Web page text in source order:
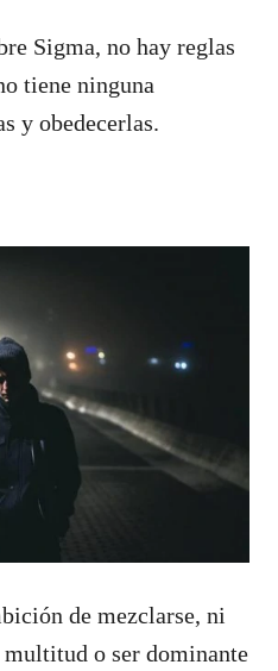
Sigma, no hay reglas
tiene ninguna
y obedecerlas.
de mezclarse, ni
o ser dominante